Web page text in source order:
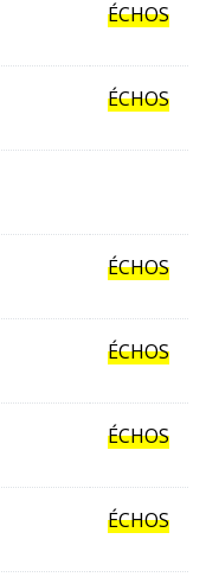
ÉCHOS
ÉCHOS
ÉCHOS
ÉCHOS
ÉCHOS
ÉCHOS